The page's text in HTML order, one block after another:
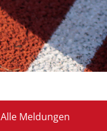
Alle Meldungen